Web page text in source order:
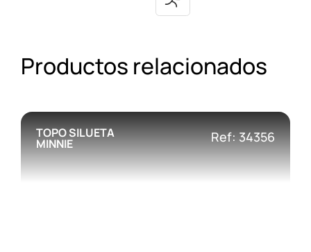
Productos relacionados
TOPO SILUETA
MINNIE Ref: 34356